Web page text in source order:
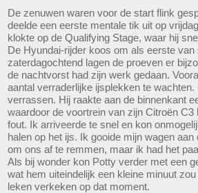
De zenuwen waren voor de start flink
deelde een eerste mentale tik uit op
klokte op de Qualifying Stage, waar hij
De Hyundai-rijder koos om als eerste van
zaterdagochtend lagen de proeven er
de nachtvorst had zijn werk gedaan.
aantal verraderlijke ijsplekken te
verrassen. Hij raakte aan de binnenkant
waardoor de voortrein van zijn Citroën C3
fout. Ik arriveerde te snel en kon
halen op het ijs. Ik gooide mijn wagen
om ons af te remmen, maar ik had het
Als bij wonder kon Potty verder met een
wat hem uiteindelijk een kleine minuut
leken verkeken op dat moment.